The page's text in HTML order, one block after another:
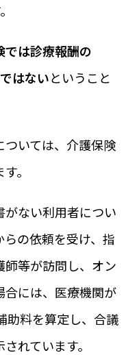
では診療報酬の
はないということ
いては、介護保険
。
がない利用者につい
の依頼を受け、指
等が訪問し、オン
合には、医療機関が
助料を算定し、合議
れています。